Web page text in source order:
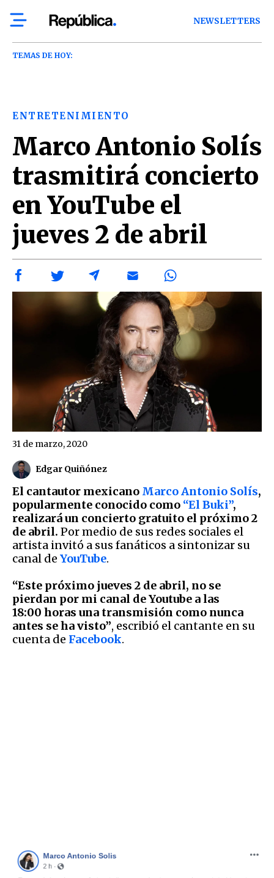
NEWSLETTERS
TEMAS DE HOY:
ENTRETENIMIENTO
Marco Antonio Solís
trasmitirá concierto
en YouTube el
jueves 2 de abril
Edgar Quiñónez
31 de marzo, 2020
El cantautor mexicano Marco Antonio Solís,
popularmente conocido como “El Buki”,
realizará un concierto gratuito el próximo 2
de abril. Por medio de sus redes sociales el
artista invitó a sus fanáticos a sintonizar su
canal de YouTube.
“Este próximo jueves 2 de abril, no se
pierdan por mi canal de Youtube a las
18:00 horas una transmisión como nunca
antes se ha visto”, escribió el cantante en su
cuenta de Facebook.